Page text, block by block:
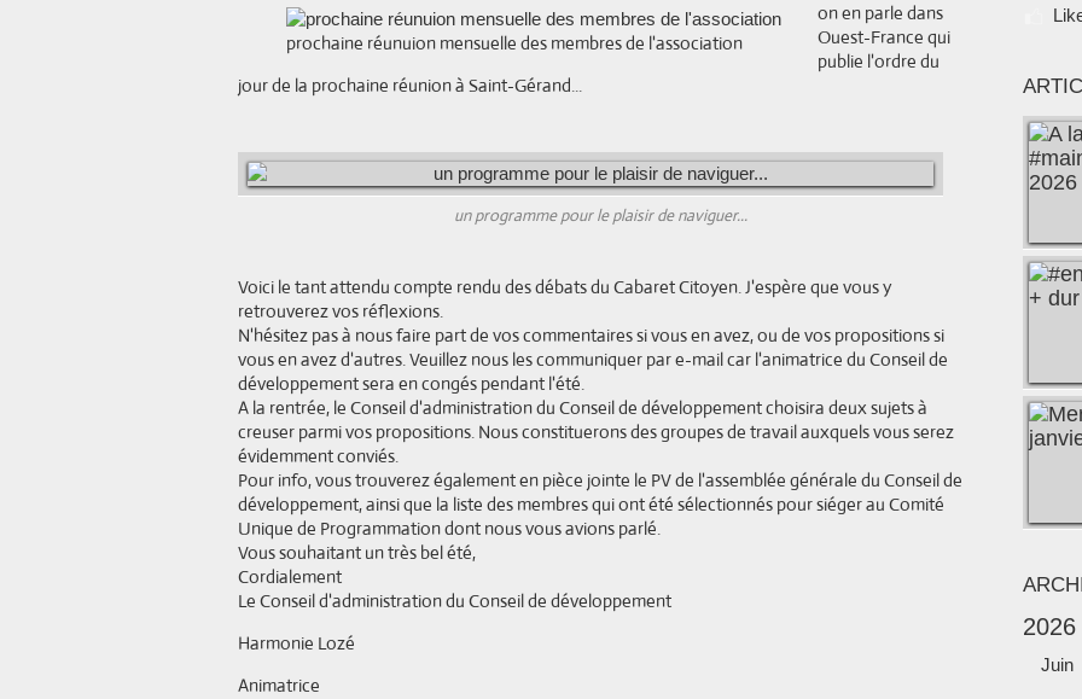
prochaine réunuion mensuelle des membres de l'association
on en parle dans
Ouest-France qui
publie l'ordre du
jour de la prochaine réunion à Saint-Gérand...
un programme pour le plaisir de naviguer...
Voici le tant attendu compte rendu des débats du Cabaret Citoyen. J'espère que vous y
retrouverez vos réflexions.
N'hésitez pas à nous faire part de vos commentaires si vous en avez, ou de vos propositions si
vous en avez d'autres. Veuillez nous les communiquer par e-mail car l'animatrice du Conseil de
développement sera en congés pendant l'été.
A la rentrée, le Conseil d'administration du Conseil de développement choisira deux sujets à
creuser parmi vos propositions. Nous constituerons des groupes de travail auxquels vous serez
évidemment conviés.
Pour info, vous trouverez également en pièce jointe le PV de l'assemblée générale du Conseil de
développement, ainsi que la liste des membres qui ont été sélectionnés pour siéger au Comité
Unique de Programmation dont nous vous avions parlé.
Vous souhaitant un très bel été,
Cordialement
Le Conseil d'administration du Conseil de développement
Harmonie Lozé
Animatrice
2026
Juin